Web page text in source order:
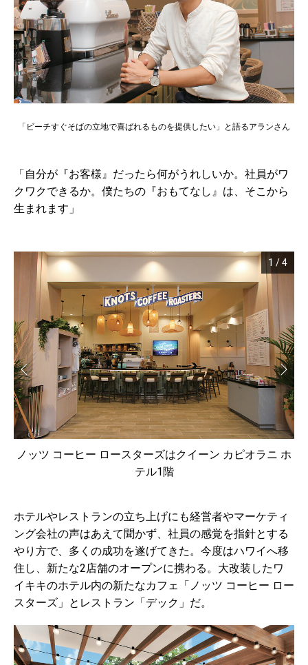
「ビーチすぐそばの立地で喜ばれるものを提供したい」と語るアランさん
「自分が『お客様』だったら何がうれしいか。社員がワ
クワクできるか。僕たちの『おもてなし』は、そこから
生まれます」
ノッツ コーヒー ロースターズはクイーン カピオラニ ホ
テル1階
1 /4
ホテルやレストランの立ち上げにも経営者やマーケティ
ング会社の声はあえて聞かず、社員の感覚を指針とする
やり方で、多くの成功を遂げてきた。今度はハワイへ移
住し、新たな2店舗のオープンに携わる。大改装したワ
イキキのホテル内の新たなカフェ「ノッツ コーヒー ロー
スターズ」とレストラン「デック」だ。